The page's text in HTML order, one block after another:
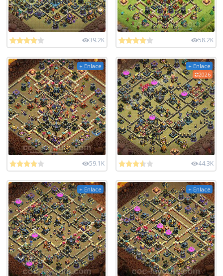
39.2K 58.2K
+ Enlace
59.1K
+ Enlace
2026
44.3K
+ Enlace + Enlace